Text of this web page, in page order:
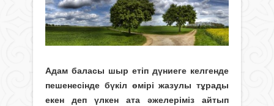
Адам баласы шыр етіп дүниеге келгенде
пешенесінде бүкіл өмірі жазулы тұрады
екен деп үлкен ата әжелеріміз айтып